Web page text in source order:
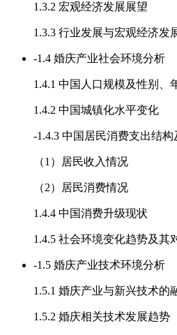
1.3.2 宏观经济发展展望
1.3.3 行业发展与宏观经济发
-1.4 婚庆产业社会环境分析
1.4.1 中国人口规模及性别、
1.4.2 中国城镇化水平变化
-1.4.3 中国居民消费支出结
（1）居民收入情况
（2）居民消费情况
1.4.4 中国消费升级现状
1.4.5 社会环境变化趋势及其
-1.5 婚庆产业技术环境分析
1.5.1 婚庆产业与新兴技术的
1.5.2 婚庆相关技术发展趋势